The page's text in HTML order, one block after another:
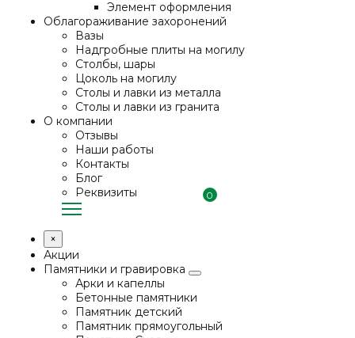
Элемент оформления
Облагораживание захоронений
Вазы
Надгробные плиты на могилу
Столбы, шары
Цоколь на могилу
Столы и лавки из металла
Столы и лавки из гранита
О компании
Отзывы
Наши работы
Контакты
Блог
Реквизиты
0
×
Акции
Памятники и гравировка
Арки и капеллы
Бетонные памятники
Памятник детский
Памятник прямоугольный